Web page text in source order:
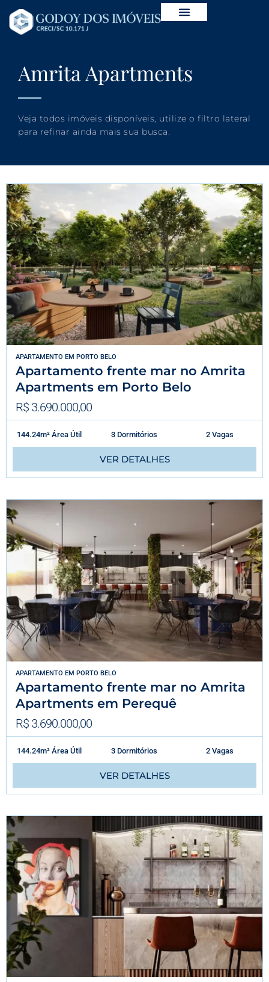
Amrita Apartments
Veja todos imóveis disponíveis, utilize o filtro lateral
para refinar ainda mais sua busca.
APARTAMENTO EM PORTO BELO
Apartamento frente mar no Amrita
Apartments em Porto Belo
R$ 3.690.000,00
144.24m² Área Útil 3 Dormitórios 2 Vagas
VER DETALHES
APARTAMENTO EM PORTO BELO
Apartamento frente mar no Amrita
Apartments em Perequê
R$ 3.690.000,00
144.24m² Área Útil 3 Dormitórios 2 Vagas
VER DETALHES